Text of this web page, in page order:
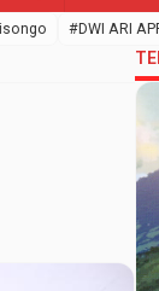
#DWI ARI